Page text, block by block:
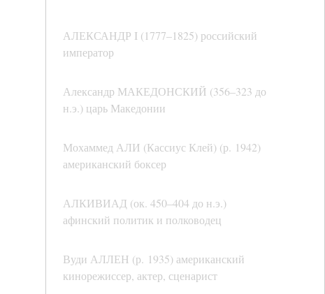
АЛЕКСАНДР I (1777–1825) российский
император
Александр МАКЕДОНСКИЙ (356–323 до
н.э.) царь Македонии
Мохаммед АЛИ (Кассиус Клей) (р. 1942)
американский боксер
АЛКИВИАД (ок. 450–404 до н.э.)
афинский политик и полководец
Вуди АЛЛЕН (р. 1935) американский
кинорежиссер, актер, сценарист